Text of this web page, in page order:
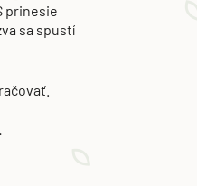
prinesie
sa spustí